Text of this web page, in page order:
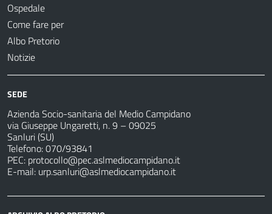
Ospedale
Come fare per
Albo Pretorio
Notizie
SEDE
Azienda Socio-sanitaria del Medio Campidano
via Giuseppe Ungaretti, n. 9 – 09025
Sanluri (SU)
Telefono: 070/93841
PEC: protocollo@pec.aslmediocampidano.it
E-mail: urp.sanluri@aslmediocampidano.it